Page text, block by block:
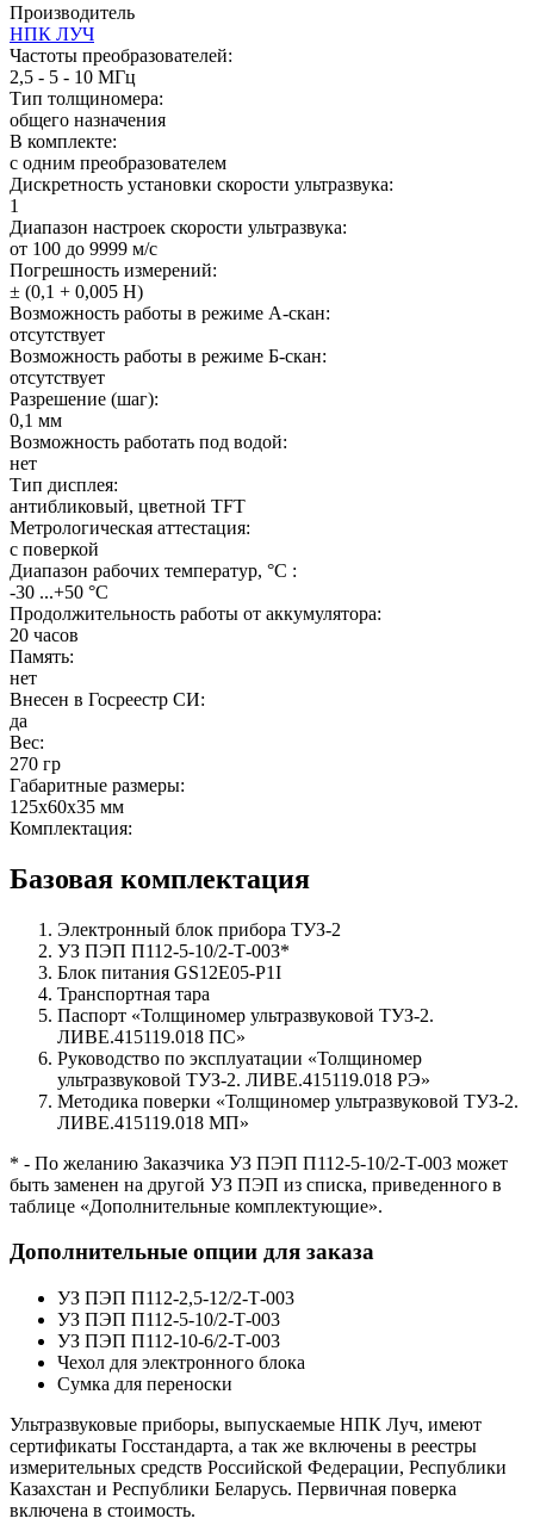
Производитель
НПК ЛУЧ
Частоты преобразователей:
2,5 - 5 - 10 МГц
Тип толщиномера:
общего назначения
В комплекте:
с одним преобразователем
Дискретность установки скорости ультразвука:
1
Диапазон настроек скорости ультразвука:
от 100 до 9999 м/с
Погрешность измерений:
± (0,1 + 0,005 Н)
Возможность работы в режиме А-скан:
отсутствует
Возможность работы в режиме Б-скан:
отсутствует
Разрешение (шаг):
0,1 мм
Возможность работать под водой:
нет
Тип дисплея:
антибликовый, цветной TFT
Метрологическая аттестация:
с поверкой
Диапазон рабочих температур, °C :
-30 ...+50 °С
Продолжительность работы от аккумулятора:
20 часов
Память:
нет
Внесен в Госреестр СИ:
да
Вес:
270 гр
Габаритные размеры:
125х60х35 мм
Комплектация:
Базовая комплектация
Электронный блок прибора ТУЗ-2
УЗ ПЭП П112-5-10/2-Т-003*
Блок питания GS12E05-P1I
Транспортная тара
Паспорт «Толщиномер ультразвуковой ТУЗ-2.
ЛИВЕ.415119.018 ПС»
Руководство по эксплуатации «Толщиномер
ультразвуковой ТУЗ-2. ЛИВЕ.415119.018 РЭ»
Методика поверки «Толщиномер ультразвуковой ТУЗ-2.
ЛИВЕ.415119.018 МП»
* - По желанию Заказчика УЗ ПЭП П112-5-10/2-Т-003 может
быть заменен на другой УЗ ПЭП из списка, приведенного в
таблице «Дополнительные комплектующие».
Дополнительные опции для заказа
УЗ ПЭП П112-2,5-12/2-Т-003
УЗ ПЭП П112-5-10/2-Т-003
УЗ ПЭП П112-10-6/2-Т-003
Чехол для электронного блока
Сумка для переноски
Ультразвуковые приборы, выпускаемые НПК Луч, имеют
сертификаты Госстандарта, а так же включены в реестры
измерительных средств Российской Федерации, Республики
Казахстан и Республики Беларусь. Первичная поверка
включена в стоимость.